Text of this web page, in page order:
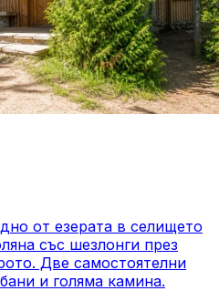
от езерата в селището
със шезлонги през
Две самостоятелни
и голяма камина.